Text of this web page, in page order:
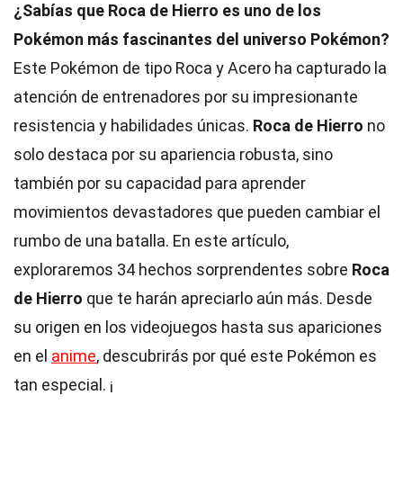
¿Sabías que Roca de Hierro es uno de los
Pokémon más fascinantes del universo Pokémon?
Este Pokémon de tipo Roca y Acero ha capturado la
atención de entrenadores por su impresionante
resistencia y habilidades únicas. Roca de Hierro no
solo destaca por su apariencia robusta, sino
también por su capacidad para aprender
movimientos devastadores que pueden cambiar el
rumbo de una batalla. En este artículo,
exploraremos 34 hechos sorprendentes sobre Roca
de Hierro que te harán apreciarlo aún más. Desde
su origen en los videojuegos hasta sus apariciones
en el anime, descubrirás por qué este Pokémon es
tan especial. ¡